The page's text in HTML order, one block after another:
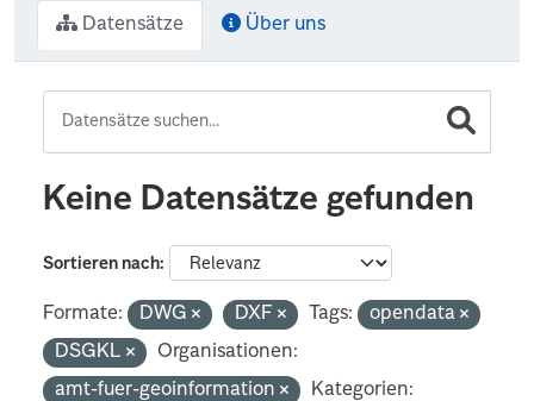
Datensätze Über uns
Keine Datensätze gefunden
Sortieren nach
Formate: DWG DXF Tags:
opendata
DSGKL
Organisationen:
amt-fuer-geoinformation
Kategorien: